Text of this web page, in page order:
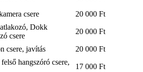
csere
20 000 Ft
Dokk
csere
20 000 Ft
csere, javítás
20 000 Ft
hangszóró csere,
17 000 Ft